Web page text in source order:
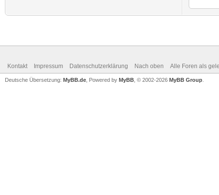
Kontakt Impressum Datenschutzerklärung Nach oben Alle Foren als
Deutsche Übersetzung: MyBB.de , Powered by MyBB , © 2002-2026 MyBB Group